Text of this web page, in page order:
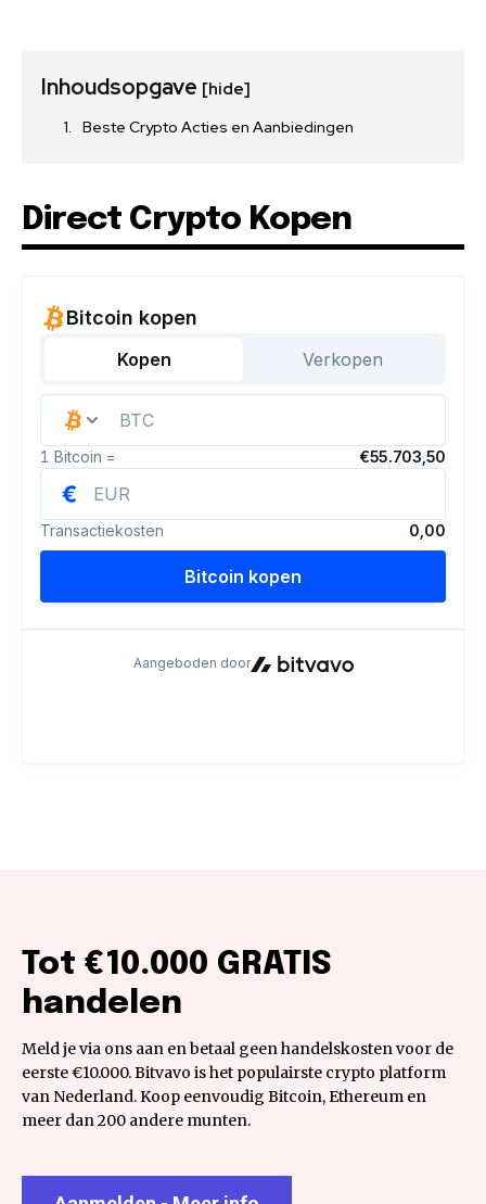
Inhoudsopgave [hide]
Beste Crypto Acties en Aanbiedingen
Direct Crypto Kopen
Tot €10.000 GRATIS
handelen
Meld je via ons aan en betaal geen handelskosten voor de
eerste €10.000. Bitvavo is het populairste crypto platform
van Nederland. Koop eenvoudig Bitcoin, Ethereum en
meer dan 200 andere munten.